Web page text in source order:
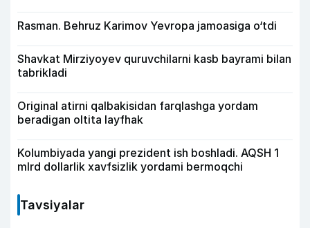
Rasman. Behruz Karimov Yevropa jamoasiga o‘tdi
Shavkat Mirziyoyev quruvchilarni kasb bayrami bilan
tabrikladi
Original atirni qalbakisidan farqlashga yordam
beradigan oltita layfhak
Kolumbiyada yangi prezident ish boshladi. AQSH 1
mlrd dollarlik xavfsizlik yordami bermoqchi
Tavsiyalar